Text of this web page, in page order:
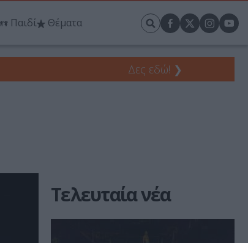
Παιδί Θέματα
Δες εδώ! ❯
Τελευταία νέα